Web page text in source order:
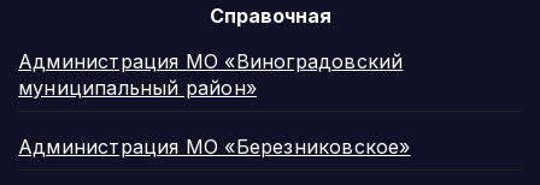
Справочная
Администрация МО «Виноградовский
муниципальный район»
Администрация МО «Березниковское»